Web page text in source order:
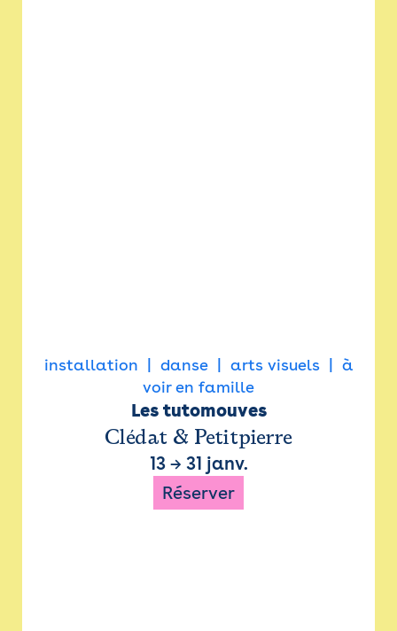
installation danse arts visuels
à
voir en famille
Les tutomouves
Clédat & Petitpierre
13→ 31 janv.
Réserver